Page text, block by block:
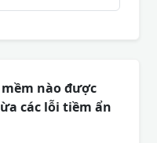
nào được
các lỗi tiềm ẩn